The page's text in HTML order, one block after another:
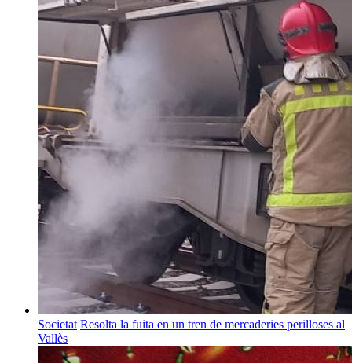
Societat Resolta la fuita en un tren de mercaderies perilloses al
Vallès